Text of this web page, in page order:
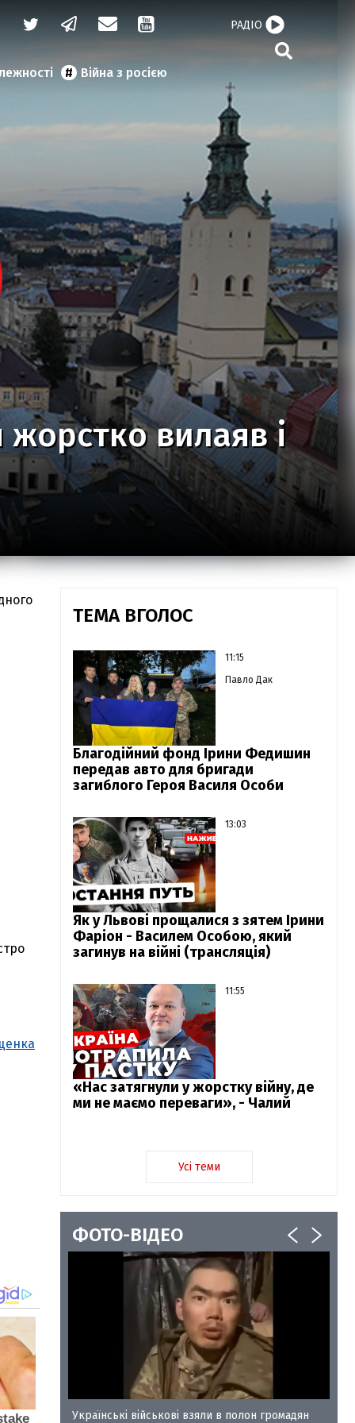
Війна з росією
РАДІО
вилаяв і
ТЕМА ВГОЛОС
11:15
Павло Дак
Благодійний фонд Ірини Федишин
передав авто для бригади
загиблого Героя Василя Особи
13:03
Як у Львові прощалися з зятем Ірини
Фаріон - Василем Особою, який
загинув на війні (трансляція)
11:55
«Нас затягнули у жорстку війну, де
ми не маємо переваги», - Чалий
Усі теми
ФОТО-ВІДЕО
35
Українські військові взяли в полон громадян